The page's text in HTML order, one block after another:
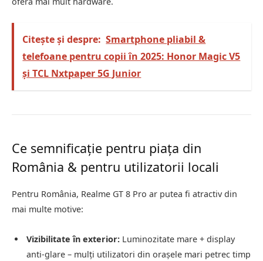
Citește și despre: Smartphone pliabil &
telefoane pentru copii în 2025: Honor Magic V5
și TCL Nxtpaper 5G Junior
Ce semnificaţie pentru piaţa din
România & pentru utilizatorii locali
Pentru România, Realme GT 8 Pro ar putea fi atractiv din
mai multe motive:
Vizibilitate în exterior: Luminozitate mare + display
anti-glare – mulţi utilizatori din oraşele mari petrec timp